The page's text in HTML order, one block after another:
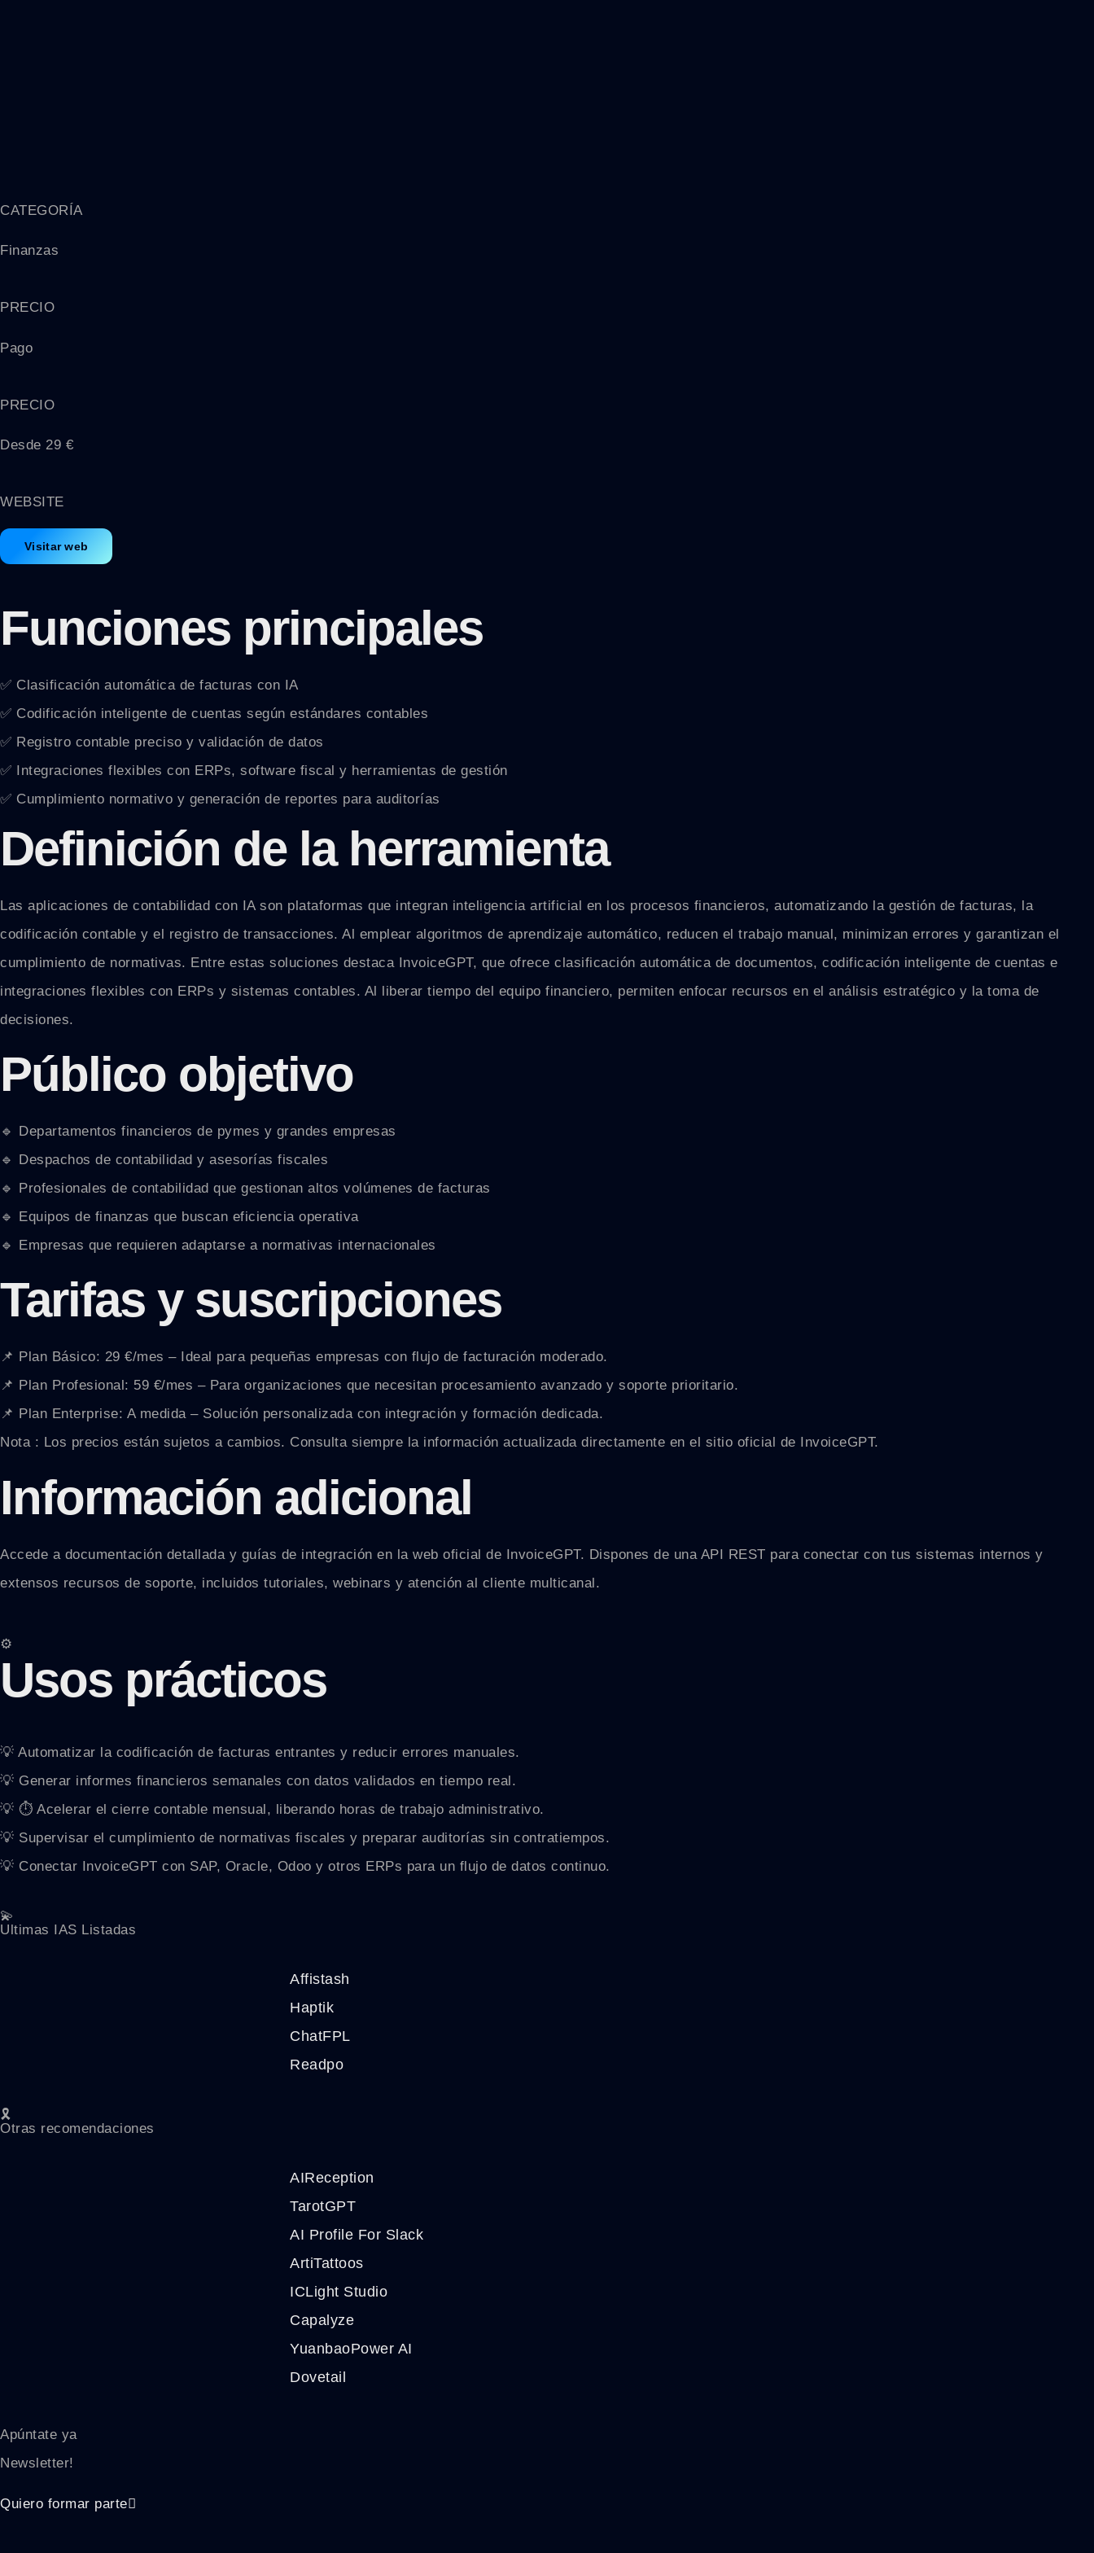
CATEGORÍA
Finanzas
PRECIO
Pago
PRECIO
Desde 29 €
WEBSITE
Visitar web
Funciones principales
✅ Clasificación automática de facturas con IA
✅ Codificación inteligente de cuentas según estándares contables
✅ Registro contable preciso y validación de datos
✅ Integraciones flexibles con ERPs, software fiscal y herramientas de gestión
✅ Cumplimiento normativo y generación de reportes para auditorías
Definición de la herramienta
Las aplicaciones de contabilidad con IA son plataformas que integran inteligencia artificial en los procesos financieros, automatizando la gestión de facturas, la
codificación contable y el registro de transacciones. Al emplear algoritmos de aprendizaje automático, reducen el trabajo manual, minimizan errores y garantizan el
cumplimiento de normativas. Entre estas soluciones destaca InvoiceGPT, que ofrece clasificación automática de documentos, codificación inteligente de cuentas e
integraciones flexibles con ERPs y sistemas contables. Al liberar tiempo del equipo financiero, permiten enfocar recursos en el análisis estratégico y la toma de
decisiones.
Público objetivo
🔹 Departamentos financieros de pymes y grandes empresas
🔹 Despachos de contabilidad y asesorías fiscales
🔹 Profesionales de contabilidad que gestionan altos volúmenes de facturas
🔹 Equipos de finanzas que buscan eficiencia operativa
🔹 Empresas que requieren adaptarse a normativas internacionales
Tarifas y suscripciones
📌 Plan Básico: 29 €/mes – Ideal para pequeñas empresas con flujo de facturación moderado.
📌 Plan Profesional: 59 €/mes – Para organizaciones que necesitan procesamiento avanzado y soporte prioritario.
📌 Plan Enterprise: A medida – Solución personalizada con integración y formación dedicada.
Nota : Los precios están sujetos a cambios. Consulta siempre la información actualizada directamente en el sitio oficial de InvoiceGPT.
Información adicional
Accede a documentación detallada y guías de integración en la web oficial de InvoiceGPT. Dispones de una API REST para conectar con tus sistemas internos y
extensos recursos de soporte, incluidos tutoriales, webinars y atención al cliente multicanal.
⚙️
Usos prácticos
💡 Automatizar la codificación de facturas entrantes y reducir errores manuales.
💡 Generar informes financieros semanales con datos validados en tiempo real.
💡 ⏱️ Acelerar el cierre contable mensual, liberando horas de trabajo administrativo.
💡 Supervisar el cumplimiento de normativas fiscales y preparar auditorías sin contratiempos.
💡 Conectar InvoiceGPT con SAP, Oracle, Odoo y otros ERPs para un flujo de datos continuo.
💫
Ultimas IAS Listadas
Affistash
Haptik
ChatFPL
Readpo
🎗️
Otras recomendaciones
AIReception
TarotGPT
AI Profile For Slack
ArtiTattoos
ICLight Studio
Capalyze
YuanbaoPower AI
Dovetail
Apúntate ya
Newsletter!
Quiero formar parte